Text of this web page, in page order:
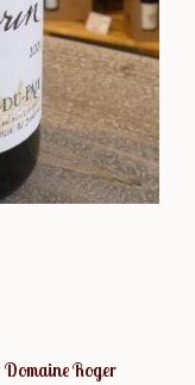
Domaine Roger